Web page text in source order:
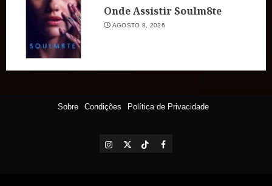
Onde Assistir Soulm8te
AGOSTO 8, 2026
Sobre Condições Política de Privacidade
Instagram
X TikTokFacebook